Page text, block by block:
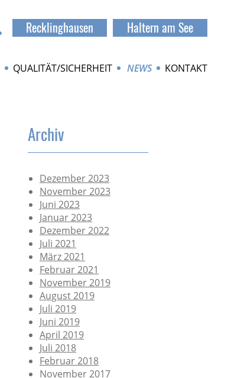
Recklinghausen Haltern am See
QUALITÄT/SICHERHEIT NEWS KONTAKT
Archiv
Dezember 2023
November 2023
Juni 2023
Januar 2023
Dezember 2022
Juli 2021
März 2021
Februar 2021
November 2019
August 2019
Juli 2019
Juni 2019
April 2019
Juli 2018
Februar 2018
November 2017